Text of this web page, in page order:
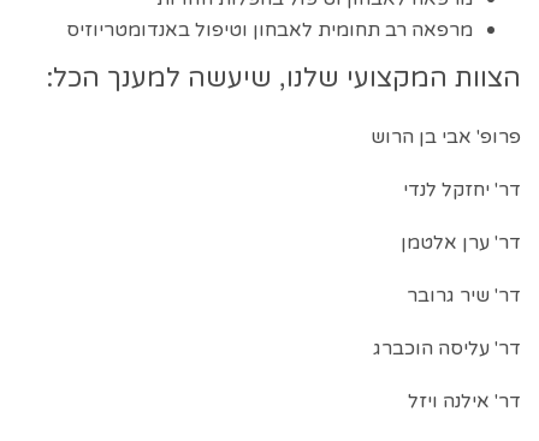
מרפאה רב תחומית לאבחון וטיפול באנדומטריוזיס
הצוות המקצועי שלנו, שיעשה למענך הכל:
פרופ' אבי בן הרוש
דר' יחזקל לנדי
דר' ערן אלטמן
דר' שיר גרובר
דר' עליסה הוכברג
דר' אילנה ויזל